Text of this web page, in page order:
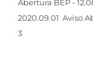
Abertura BEP -
2020.09.01 Aviso
3